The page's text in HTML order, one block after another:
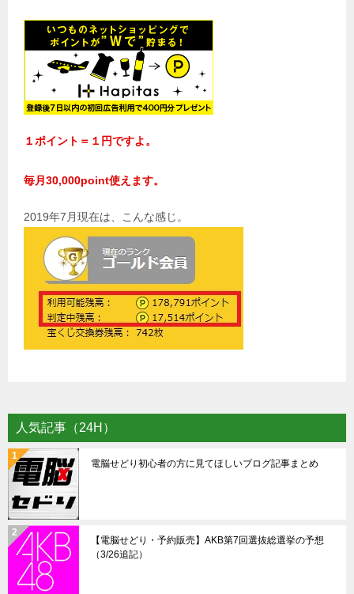
１ポイント＝１円ですよ。
毎月30,000point使えます。
2019年7月現在は、こんな感じ。
人気記事（24H）
電脳せどり初心者の方に見てほしいブログ記事まとめ
【電脳せどり・予約販売】AKB第7回選抜総選挙の予想
（3/26追記）